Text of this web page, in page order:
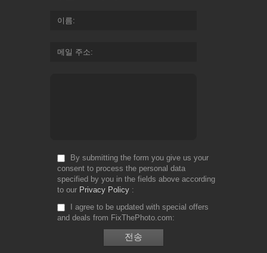
이름
메일 주소
By submitting the form you give us your
consent to process the personal data
specified by you in the fields above according
to our Privacy Policy
I agree to be updated with special offers
and deals from FixThePhoto.com